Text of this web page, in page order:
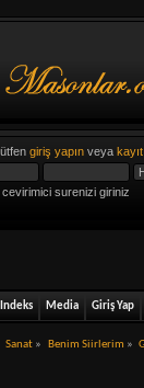
giriş yapınveya
surenizi giriniz
Indeks Media Giriş Yap
Sanat » Benim Siirlerim »